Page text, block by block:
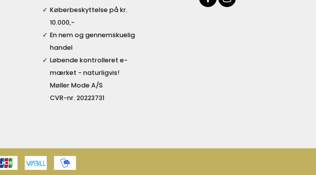
Køberbeskyttelse på kr.
10.000,-
En nem og gennemskuelig
handel
Løbende kontrolleret e-
mærket - naturligvis!
Møller Mode A/S
CVR-nr. 20223731